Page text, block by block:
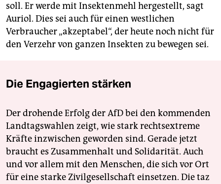
soll. Er werde mit Insektenmehl hergestellt, sagt
Auriol. Dies sei auch für einen westlichen
Verbraucher „akzeptabel“, der heute noch nicht für
den Verzehr von ganzen Insekten zu bewegen sei.
Die Engagierten stärken
Der drohende Erfolg der AfD bei den kommenden
Landtagswahlen zeigt, wie stark rechtsextreme
Kräfte inzwischen geworden sind. Gerade jetzt
braucht es Zusammenhalt und Solidarität. Auch
und vor allem mit den Menschen, die sich vor Ort
für eine starke Zivilgesellschaft einsetzen. Die taz